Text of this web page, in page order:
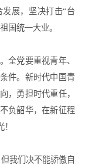
展，坚决打击“台
国统一大业。
党要重视青年、
件。新时代中国青
，勇担时代重任，
负韶华，在新征程
我们决不能骄傲自